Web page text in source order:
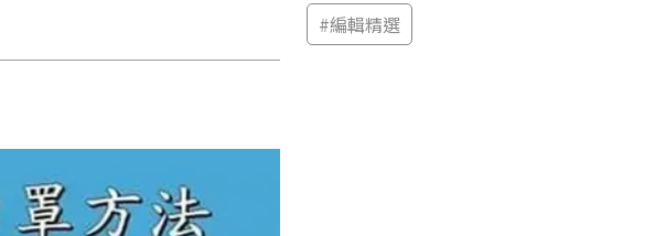
#編輯精選